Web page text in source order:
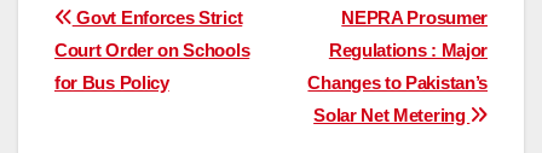
Post
navigation
NEPRA Prosumer
Regulations : Major
Changes to Pakistan’s
Solar Net Metering
Govt Enforces Strict
Court Order on Schools
for Bus Policy